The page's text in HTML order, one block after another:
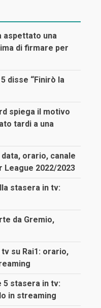
aspettato una
di firmare per
disse “Finirò la
spiega il motivo
tardi a una
orario, canale
2022/2023
stasera in tv:
da Gremio,
su Rai1: orario,
5 stasera in tv:
in streaming